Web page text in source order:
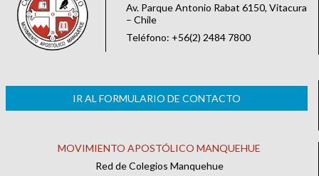
Av. Parque Antonio Rabat 6150, Vitacura
– Chile
Teléfono: +56(2) 2484 7800
IR AL FORMULARIO DE CONTACTO
MOVIMIENTO APOSTÓLICO MANQUEHUE
Red de Colegios Manquehue